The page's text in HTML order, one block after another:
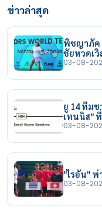
ข่าวล่าสุด
พิชญาภัค
ชัยหวดเ
03-08-
ยู 14 ทีมช
เทนนิส"
03-08-
"ไรอัน" พ่
03-08-